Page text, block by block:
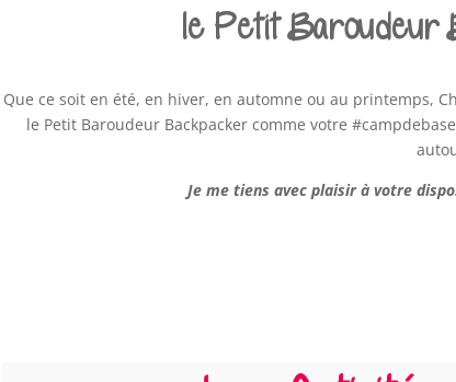
le Petit Baroudeur
Que ce soit en été, en hiver, en automne ou au printemps,
le Petit Baroudeur Backpacker comme votre
Je me tiens avec plaisir à votre